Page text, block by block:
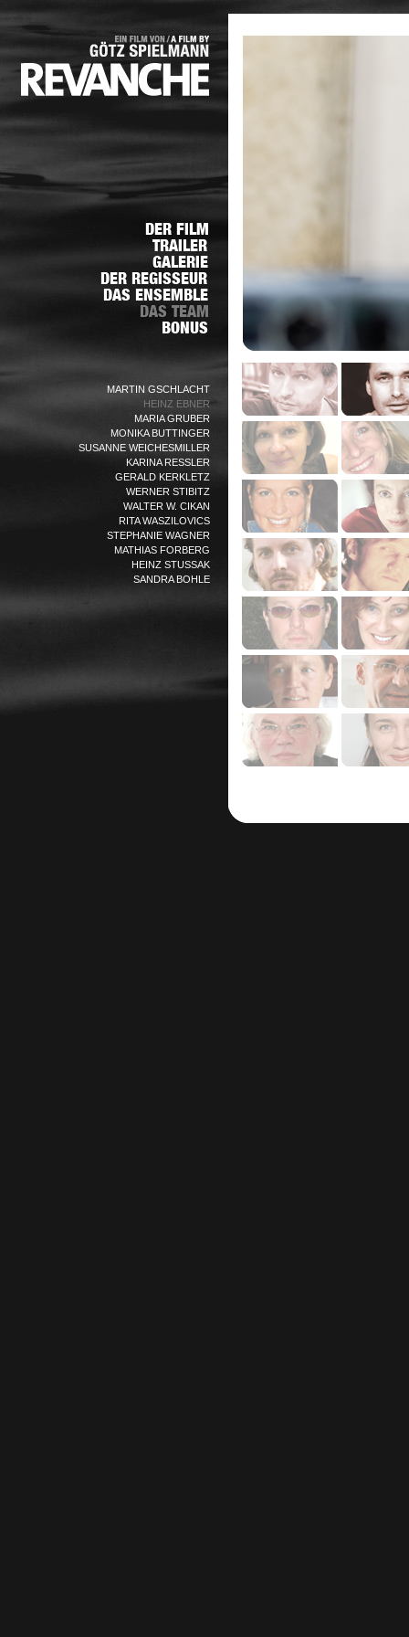
MARTIN GSCHLACHT
HEINZ EBNER
MARIA GRUBER
MONIKA BUTTINGER
SUSANNE WEICHESMILLER
KARINA RESSLER
GERALD KERKLETZ
WERNER STIBITZ
WALTER W. CIKAN
RITA WASZILOVICS
STEPHANIE WAGNER
MATHIAS FORBERG
HEINZ STUSSAK
SANDRA BOHLE